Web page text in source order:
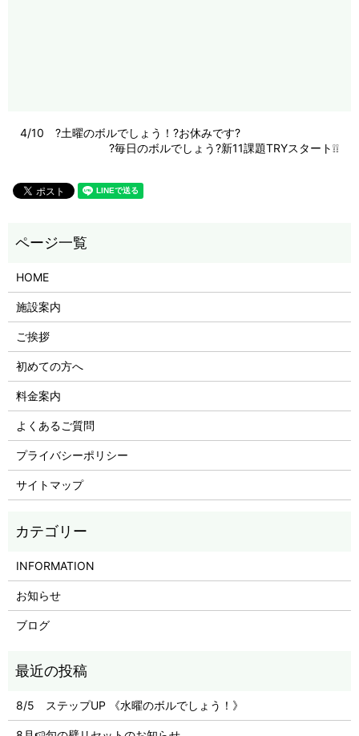
4/10 ?土曜のボルでしょう！?お休みです?
?毎日のボルでしょう?新11課題TRYスタート❕❕
HOME
施設案内
ご挨拶
初めての方へ
料金案内
よくあるご質問
プライバシーポリシー
サイトマップ
INFORMATION
お知らせ
ブログ
8/5 ステップUP 《水曜のボルでしょう！》